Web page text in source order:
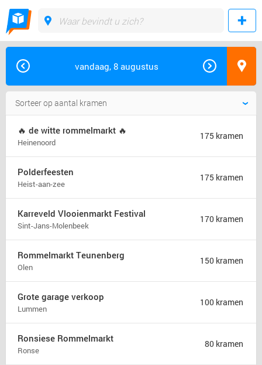
vandaag, 8 augustus
🔥 de witte rommelmarkt 🔥
Heinenoord
175 kramen
Polderfeesten
Heist-aan-zee
175 kramen
Karreveld Vlooienmarkt Festival
Sint-Jans-Molenbeek
170 kramen
Rommelmarkt Teunenberg
Olen
150 kramen
Grote garage verkoop
Lummen
100 kramen
Ronsiese Rommelmarkt
Ronse
80 kramen